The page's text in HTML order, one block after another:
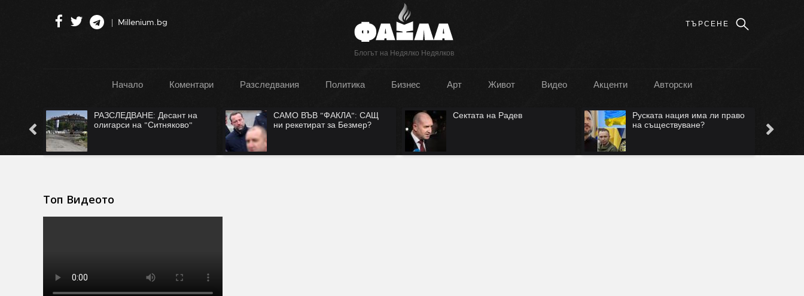
Блогът на Недялко Недялков
Millenium.bg
Начало Коментари Разследвания Политика Бизнес Арт Живот Видео Акценти Авторски
РАЗСЛЕДВАНЕ: Десант на
олигарси на "Ситняково"
САМО ВЪВ "ФАКЛА": САЩ
ни рекетират за Безмер?
Сектата на Радев
Руската нация има ли право
на съществуване?
Топ Видеото